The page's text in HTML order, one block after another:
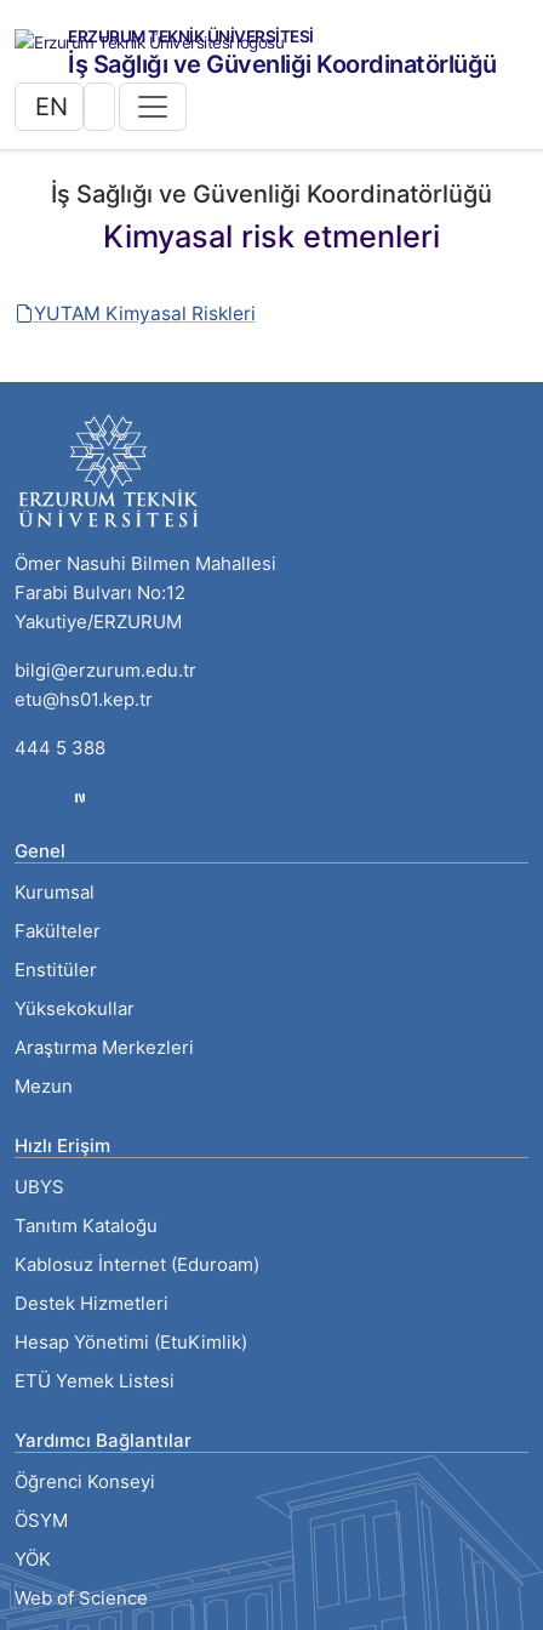
ERZURUM TEKNİK ÜNİVERSİTESİ
İş Sağlığı ve Güvenliği Koordinatörlüğü
EN
İş Sağlığı ve Güvenliği Koordinatörlüğü
Kimyasal risk etmenleri
YUTAM Kimyasal Riskleri
Ömer Nasuhi Bilmen Mahallesi
Farabi Bulvarı No:12
Yakutiye/ERZURUM
bilgi@erzurum.edu.tr
etu@hs01.kep.tr
444 5 388
Genel
Kurumsal
Fakülteler
Enstitüler
Yüksekokullar
Araştırma Merkezleri
Mezun
Hızlı Erişim
UBYS
Tanıtım Kataloğu
Kablosuz İnternet (Eduroam)
Destek Hizmetleri
Hesap Yönetimi (EtuKimlik)
ETÜ Yemek Listesi
Yardımcı Bağlantılar
Öğrenci Konseyi
ÖSYM
YÖK
Web of Science